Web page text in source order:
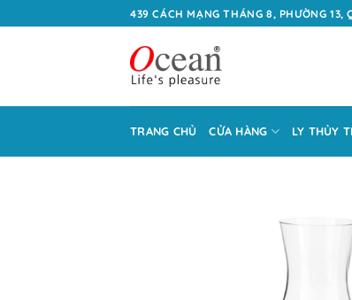
qua
439 CÁCH MẠNG THÁNG 8, PHƯỜNG 13,
TRANG CHỦ CỬA HÀNG LY THỦY